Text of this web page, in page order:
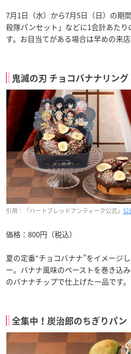
7月1日（水）から7月5日（日）の期
殺隊パンセット」などに1会計あた
す。お目当てがある場合は早めの来店
鬼滅の刃 チョコバナナリング
引用：「ハートブレッドアンティーク公式」 公
価格：800円（税込）
夏の定番“チョコバナナ”をイメージ
ー。バナナ風味のペーストを巻き込
のバナナチップで仕上げた一品です。
全集中！炭治郎のちぎりパン